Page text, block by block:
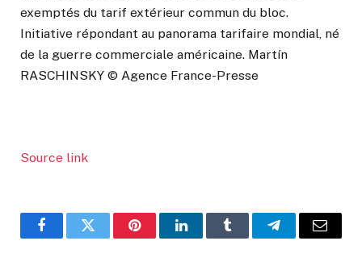
exemptés du tarif extérieur commun du bloc.
Initiative répondant au panorama tarifaire mondial, né
de la guerre commerciale américaine. Martín
RASCHINSKY © Agence France-Presse
Source link
FacebookTwitter PinterestLinkedInTumblr TelegramEmail